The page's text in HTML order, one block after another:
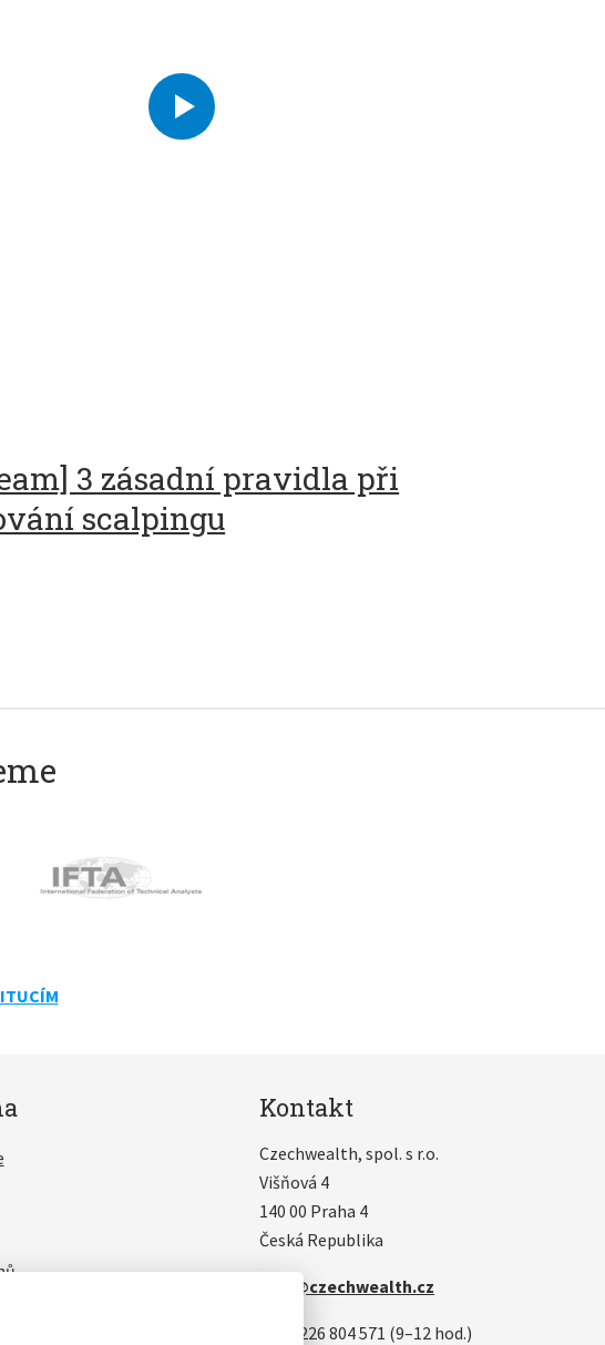
3 zásadní pravidla při
scalpingu
Kontakt
Czechwealth, spol. s r.o.
Višňová 4
140 00 Praha 4
Česká Republika
info@czechwealth.cz
+420 226 804 571 (9–12 hod.)